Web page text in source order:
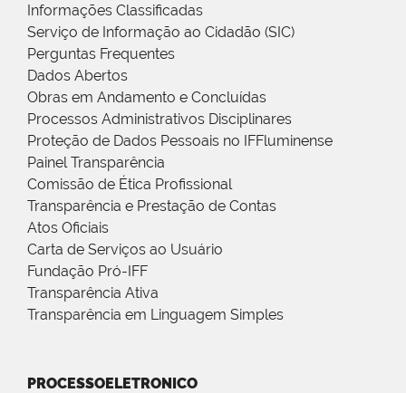
Informações Classificadas
Serviço de Informação ao Cidadão (SIC)
Perguntas Frequentes
Dados Abertos
Obras em Andamento e Concluídas
Processos Administrativos Disciplinares
Proteção de Dados Pessoais no IFFluminense
Painel Transparência
Comissão de Ética Profissional
Transparência e Prestação de Contas
Atos Oficiais
Carta de Serviços ao Usuário
Fundação Pró-IFF
Transparência Ativa
Transparência em Linguagem Simples
PROCESSOELETRONICO